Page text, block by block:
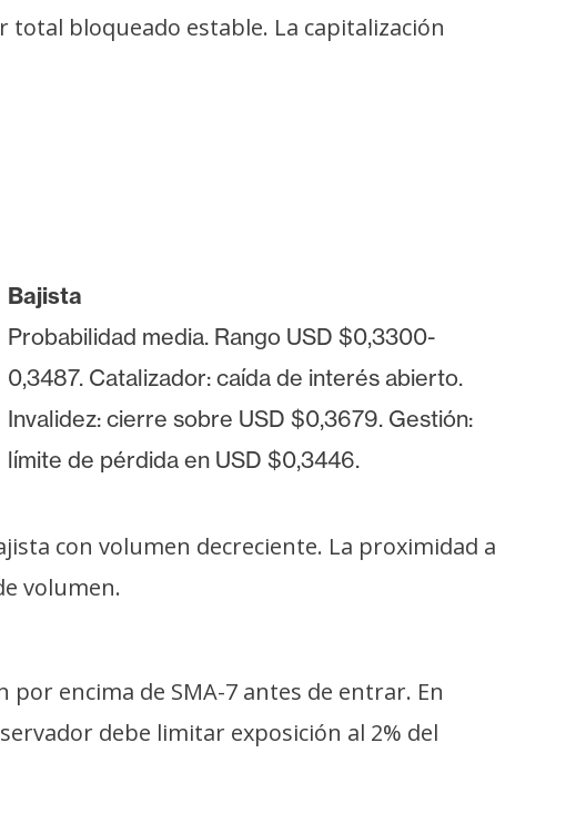
bloqueado estable. La capitalización
Bajista
Probabilidad media. Rango USD $0,3300-
0,3487. Catalizador: caída de interés abierto.
Invalidez: cierre sobre USD $0,3679. Gestión:
límite de pérdida en USD $0,3446.
con volumen decreciente. La proximidad a
volumen.
encima de SMA-7 antes de entrar. En
debe limitar exposición al 2% del